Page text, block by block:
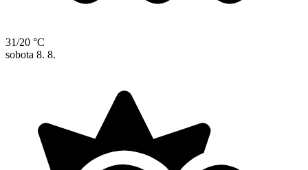
31/20 °C
sobota 8. 8.